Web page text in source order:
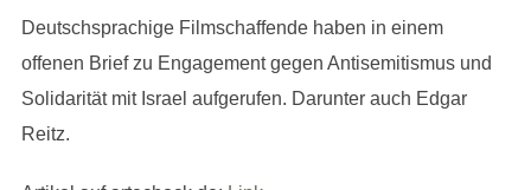
Deutschsprachige Filmschaffende haben in einem
offenen Brief zu Engagement gegen Antisemitismus und
Solidarität mit Israel aufgerufen. Darunter auch Edgar
Reitz.